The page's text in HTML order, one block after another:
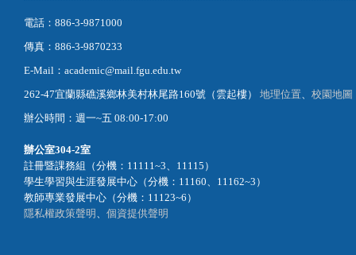
電話：886-3-9871000
傳真：886-3-9870233
E-Mail：academic@mail.fgu.edu.tw
262-47宜蘭縣礁溪鄉林美村林尾路160號（雲起樓） 地理位置、 校園地圖
辦公時間：週一~五 08:00-17:00
辦公室304-2室
註冊暨課務組（分機：11111~3、11115）
學生學習與生涯發展中心（分機：11160、11162~3）
教師專業發展中心（分機：11123~6）
隱私權政策聲明 、 個資提供聲明